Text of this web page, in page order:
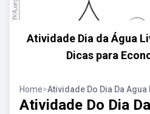
Atividade Dia da Água
Dicas para
Home>Atividade Do Dia Da Agua
Atividade Do Dia